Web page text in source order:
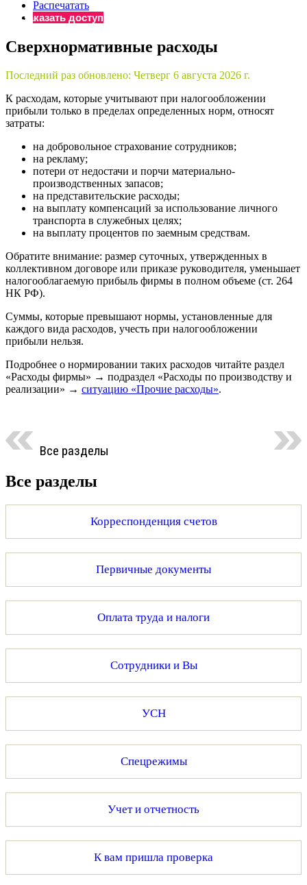
Бератор
Материалы электронного журнала
Материалы электронного журнала
Онлайн-сервисы «Учетная политика» и «Алгоритмы для
Просто заполните форму, и мы вышлем вам на почту
Распечатать
Заказать доступ
Сверхнормативные расходы
Последний раз обновлено: Четверг 6 августа 2026 г.
К расходам, которые учитывают при налогообложении
прибыли только в пределах определенных норм, относят
затраты:
на добровольное страхование сотрудников;
на рекламу;
потери от недостачи и порчи материально-
производственных запасов;
на представительские расходы;
на выплату компенсаций за использование личного
транспорта в служебных целях;
на выплату процентов по заемным средствам.
Обратите внимание: размер суточных, утвержденных в
коллективном договоре или приказе руководителя, уменьшает
налогооблагаемую прибыль фирмы в полном объеме (ст. 264
НК РФ).
Суммы, которые превышают нормы, установленные для
каждого вида расходов, учесть при налогообложении
прибыли нельзя.
Подробнее о нормировании таких расходов читайте раздел
«Расходы фирмы» → подраздел «Расходы по производству и
реализации» → ситуацию «Прочие расходы».
Все разделы
Все разделы
Корреспонденция счетов
Первичные документы
Оплата труда и налоги
Сотрудники и Вы
УСН
Спецрежимы
Учет и отчетность
К вам пришла проверка